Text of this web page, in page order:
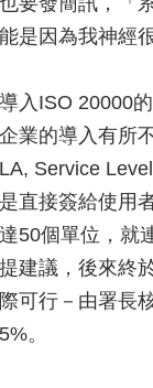
是因為我神經
入ISO 20000
業的導入有所
Service
直接簽給使用
50個單位，就
建議，後來終
可行－由署長
。